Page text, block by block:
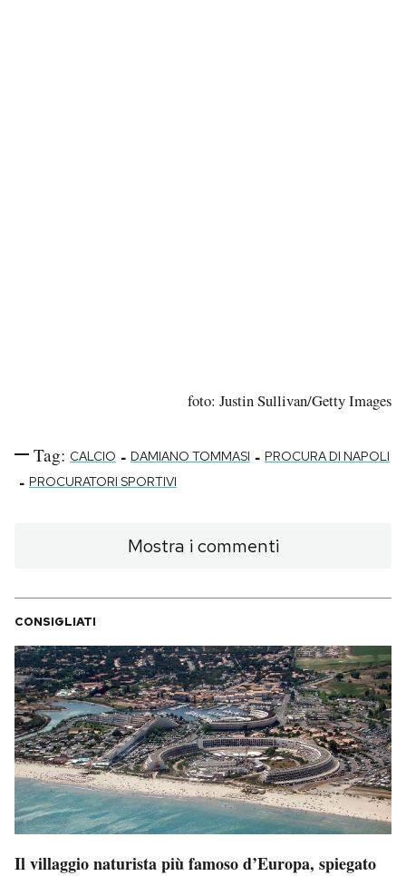
foto: Justin Sullivan/Getty Images
Tag: CALCIO - DAMIANO TOMMASI - PROCURA DI NAPOLI
- PROCURATORI SPORTIVI
Mostra i commenti
CONSIGLIATI
Il villaggio naturista più famoso d’Europa, spiegato